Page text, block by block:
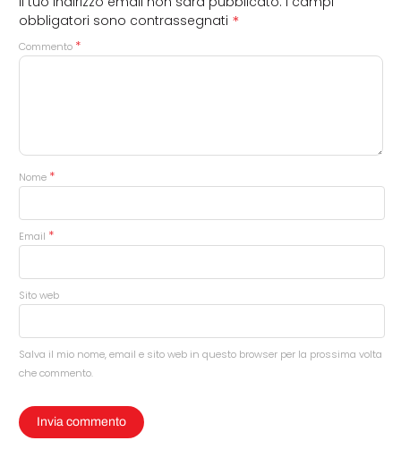
obbligatori sono contrassegnati *
Commento *
Nome *
Email *
Sito web
Salva il mio nome, email e sito web in questo browser per la prossima volta
che commento.